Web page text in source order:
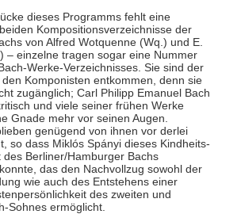
dieses Programms fehlt eine
Kompositionsverzeichnisse der
von Alfred Wotquenne (Wq.) und E.
– einzelne tragen sogar eine Nummer
Werke-Verzeichnisses. Sie sind der
Komponisten entkommen, denn sie
zugänglich; Carl Philipp Emanuel Bach
und viele seiner frühen Werke
Gnade mehr vor seinen Augen.
genügend von ihnen vor derlei
so dass Miklós Spányi dieses Kindheits-
Berliner/Hamburger Bachs
das den Nachvollzug sowohl der
wie auch des Entstehens einer
des zweiten und
Sohnes ermöglicht.